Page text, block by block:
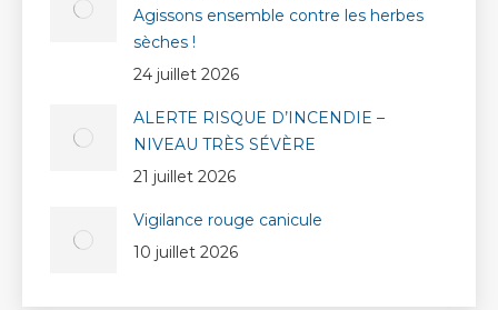
Agissons ensemble contre les herbes
sèches !
24 juillet 2026
ALERTE RISQUE D’INCENDIE –
NIVEAU TRÈS SÉVÈRE
21 juillet 2026
Vigilance rouge canicule
10 juillet 2026